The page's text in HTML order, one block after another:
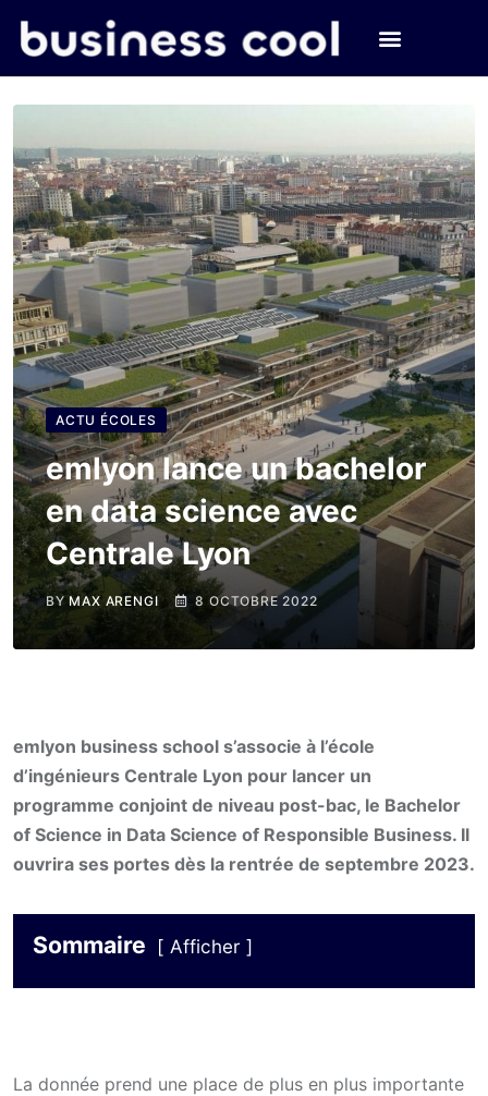
ACTU ÉCOLES
emlyon lance un bachelor
en data science avec
Centrale Lyon
BYMAX ARENGI 8 OCTOBRE 2022
emlyon business school s’associe à l’école
d’ingénieurs Centrale Lyon pour lancer un
programme conjoint de niveau post-bac, le Bachelor
of Science in Data Science of Responsible Business. Il
ouvrira ses portes dès la rentrée de septembre 2023.
Sommaire Afficher
La donnée prend une place de plus en plus importante